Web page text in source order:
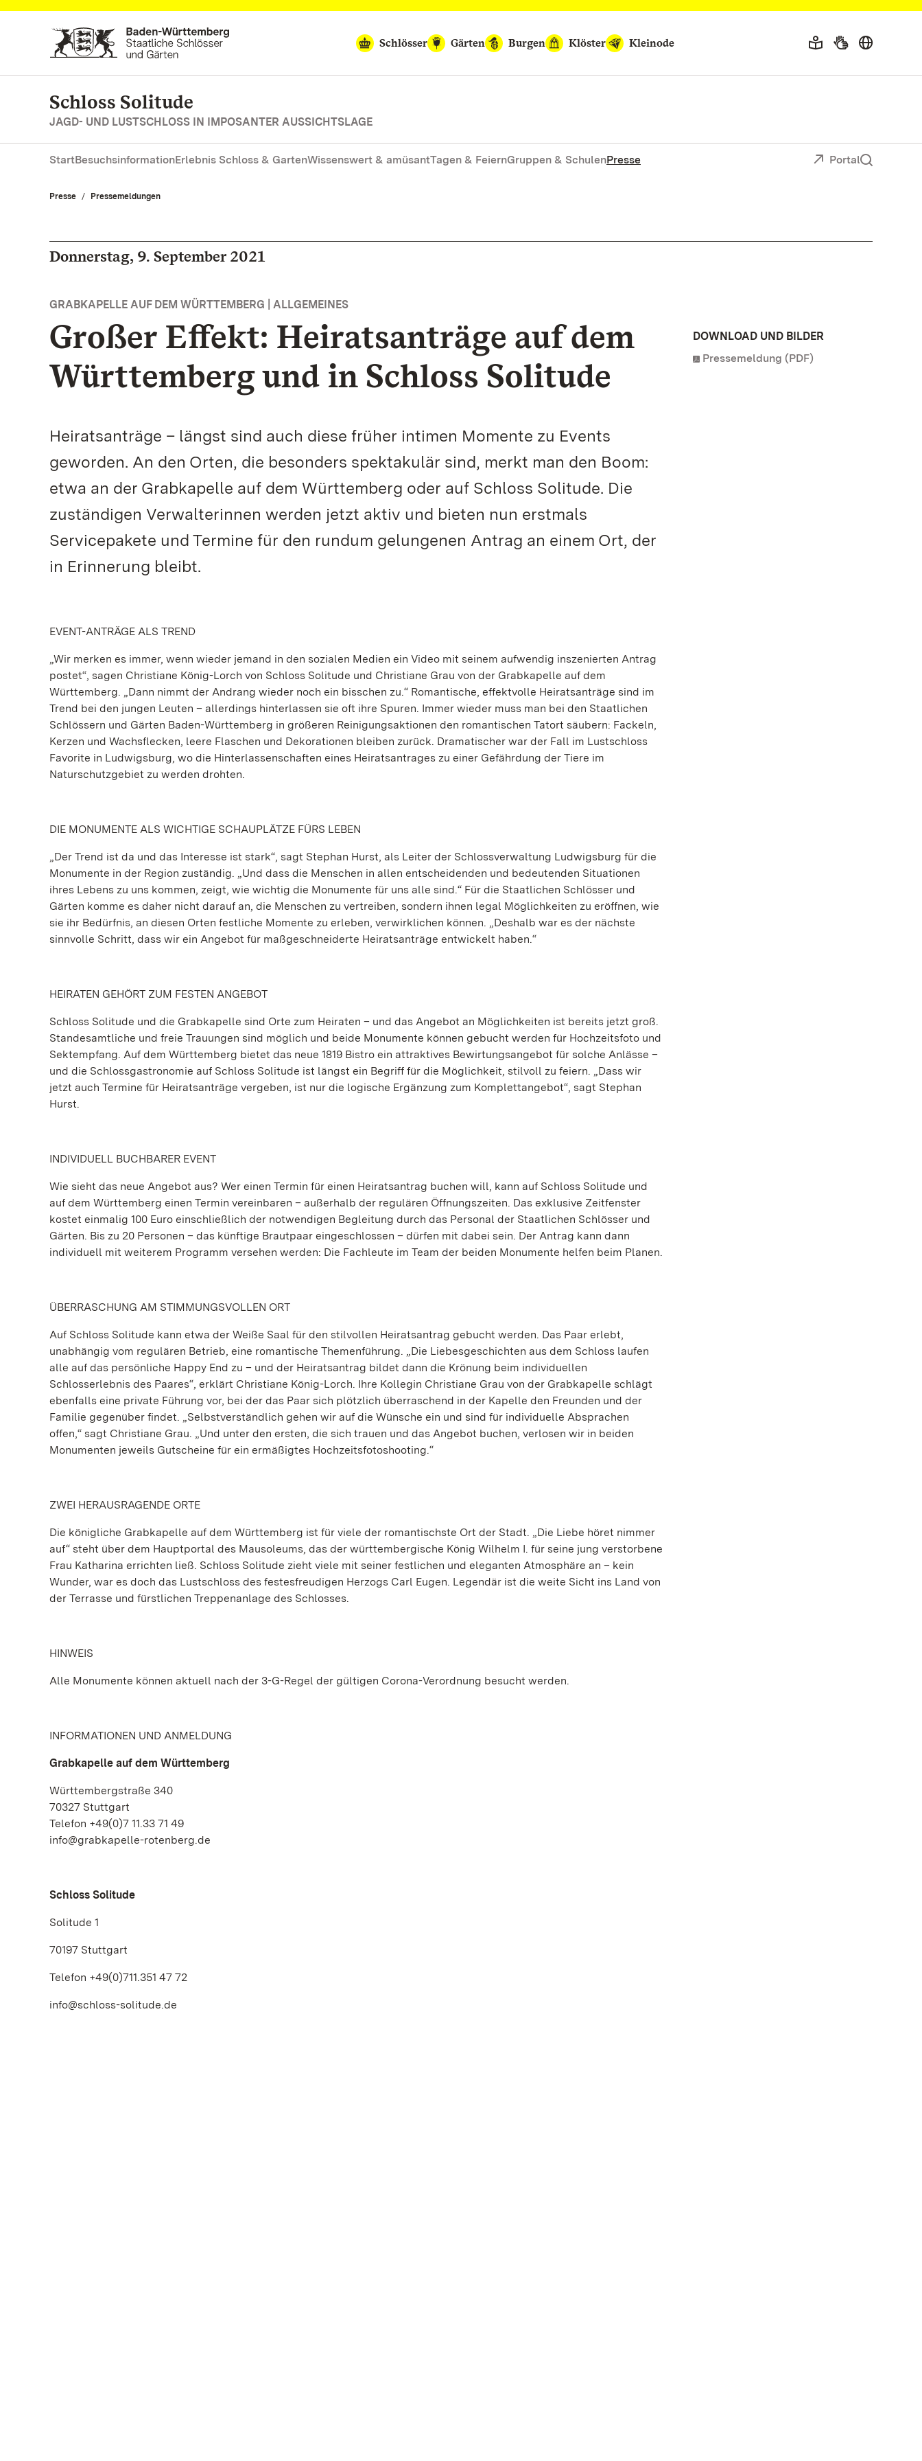
Zum Hauptinhalt springen
Schlösser
Gärten Burgen Klöster Kleinode
Schloss Solitude
JAGD- UND LUSTSCHLOSS IN IMPOSANTER AUSSICHTSLAGE
StartBesuchsinformationErlebnis Schloss & GartenWissenswert & amüsantTagen & FeiernGruppen & SchulenPresse Portal
Presse Pressemeldungen
Donnerstag, 9. September 2021
GRABKAPELLE AUF DEM WÜRTTEMBERG | ALLGEMEINES
Großer Effekt: Heiratsanträge auf dem
Württemberg und in Schloss Solitude
Heiratsanträge – längst sind auch diese früher intimen Momente zu Events
geworden. An den Orten, die besonders spektakulär sind, merkt man den Boom:
etwa an der Grabkapelle auf dem Württemberg oder auf Schloss Solitude. Die
zuständigen Verwalterinnen werden jetzt aktiv und bieten nun erstmals
Servicepakete und Termine für den rundum gelungenen Antrag an einem Ort, der
in Erinnerung bleibt.
EVENT-ANTRÄGE ALS TREND
„Wir merken es immer, wenn wieder jemand in den sozialen Medien ein Video mit seinem aufwendig inszenierten Antrag
postet“, sagen Christiane König-Lorch von Schloss Solitude und Christiane Grau von der Grabkapelle auf dem
Württemberg. „Dann nimmt der Andrang wieder noch ein bisschen zu.“ Romantische, effektvolle Heiratsanträge sind im
Trend bei den jungen Leuten – allerdings hinterlassen sie oft ihre Spuren. Immer wieder muss man bei den Staatlichen
Schlössern und Gärten Baden-Württemberg in größeren Reinigungsaktionen den romantischen Tatort säubern: Fackeln,
Kerzen und Wachsflecken, leere Flaschen und Dekorationen bleiben zurück. Dramatischer war der Fall im Lustschloss
Favorite in Ludwigsburg, wo die Hinterlassenschaften eines Heiratsantrages zu einer Gefährdung der Tiere im
Naturschutzgebiet zu werden drohten.
DIE MONUMENTE ALS WICHTIGE SCHAUPLÄTZE FÜRS LEBEN
„Der Trend ist da und das Interesse ist stark“, sagt Stephan Hurst, als Leiter der Schlossverwaltung Ludwigsburg für die
Monumente in der Region zuständig. „Und dass die Menschen in allen entscheidenden und bedeutenden Situationen
ihres Lebens zu uns kommen, zeigt, wie wichtig die Monumente für uns alle sind.“ Für die Staatlichen Schlösser und
Gärten komme es daher nicht darauf an, die Menschen zu vertreiben, sondern ihnen legal Möglichkeiten zu eröffnen, wie
sie ihr Bedürfnis, an diesen Orten festliche Momente zu erleben, verwirklichen können. „Deshalb war es der nächste
sinnvolle Schritt, dass wir ein Angebot für maßgeschneiderte Heiratsanträge entwickelt haben.“
HEIRATEN GEHÖRT ZUM FESTEN ANGEBOT
Schloss Solitude und die Grabkapelle sind Orte zum Heiraten – und das Angebot an Möglichkeiten ist bereits jetzt groß.
Standesamtliche und freie Trauungen sind möglich und beide Monumente können gebucht werden für Hochzeitsfoto und
Sektempfang. Auf dem Württemberg bietet das neue 1819 Bistro ein attraktives Bewirtungsangebot für solche Anlässe –
und die Schlossgastronomie auf Schloss Solitude ist längst ein Begriff für die Möglichkeit, stilvoll zu feiern. „Dass wir
jetzt auch Termine für Heiratsanträge vergeben, ist nur die logische Ergänzung zum Komplettangebot“, sagt Stephan
Hurst.
INDIVIDUELL BUCHBARER EVENT
Wie sieht das neue Angebot aus? Wer einen Termin für einen Heiratsantrag buchen will, kann auf Schloss Solitude und
auf dem Württemberg einen Termin vereinbaren – außerhalb der regulären Öffnungszeiten. Das exklusive Zeitfenster
kostet einmalig 100 Euro einschließlich der notwendigen Begleitung durch das Personal der Staatlichen Schlösser und
Gärten. Bis zu 20 Personen – das künftige Brautpaar eingeschlossen – dürfen mit dabei sein. Der Antrag kann dann
individuell mit weiterem Programm versehen werden: Die Fachleute im Team der beiden Monumente helfen beim Planen.
ÜBERRASCHUNG AM STIMMUNGSVOLLEN ORT
Auf Schloss Solitude kann etwa der Weiße Saal für den stilvollen Heiratsantrag gebucht werden. Das Paar erlebt,
unabhängig vom regulären Betrieb, eine romantische Themenführung. „Die Liebesgeschichten aus dem Schloss laufen
alle auf das persönliche Happy End zu – und der Heiratsantrag bildet dann die Krönung beim individuellen
Schlosserlebnis des Paares“, erklärt Christiane König-Lorch. Ihre Kollegin Christiane Grau von der Grabkapelle schlägt
ebenfalls eine private Führung vor, bei der das Paar sich plötzlich überraschend in der Kapelle den Freunden und der
Familie gegenüber findet. „Selbstverständlich gehen wir auf die Wünsche ein und sind für individuelle Absprachen
offen,“ sagt Christiane Grau. „Und unter den ersten, die sich trauen und das Angebot buchen, verlosen wir in beiden
Monumenten jeweils Gutscheine für ein ermäßigtes Hochzeitsfotoshooting.“
ZWEI HERAUSRAGENDE ORTE
Die königliche Grabkapelle auf dem Württemberg ist für viele der romantischste Ort der Stadt. „Die Liebe höret nimmer
auf“ steht über dem Hauptportal des Mausoleums, das der württembergische König Wilhelm I. für seine jung verstorbene
Frau Katharina errichten ließ. Schloss Solitude zieht viele mit seiner festlichen und eleganten Atmosphäre an – kein
Wunder, war es doch das Lustschloss des festesfreudigen Herzogs Carl Eugen. Legendär ist die weite Sicht ins Land von
der Terrasse und fürstlichen Treppenanlage des Schlosses.
HINWEIS
Alle Monumente können aktuell nach der 3-G-Regel der gültigen Corona-Verordnung besucht werden.
INFORMATIONEN UND ANMELDUNG
Grabkapelle auf dem Württemberg
Württembergstraße 340
70327 Stuttgart
Telefon +49(0)7 11.33 71 49
info@grabkapelle-rotenberg.de
Schloss Solitude
Solitude 1
70197 Stuttgart
Telefon +49(0)711.351 47 72
info@schloss-solitude.de
DOWNLOAD UND BILDER
Pressemeldung (PDF)